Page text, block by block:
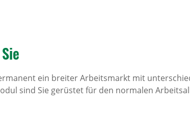
ein breiter Arbeitsmarkt mit
sind Sie gerüstet für den normalen